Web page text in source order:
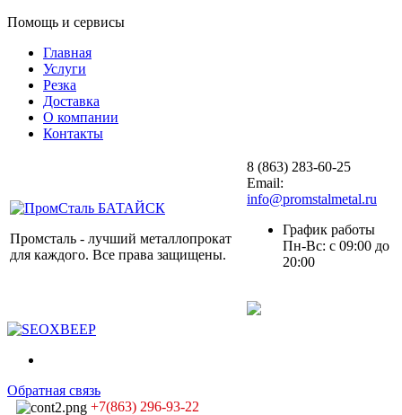
Помощь и сервисы
Главная
Услуги
Резка
Доставка
О компании
Контакты
Промсталь - лучший металлопрокат
для каждого. Все права защищены.
8 (863) 283-60-25
Email:
info@promstalmetal.ru
График работы
Пн-Вс: с 09:00 до
20:00
Обратная связь
+7(863) 296-93-22